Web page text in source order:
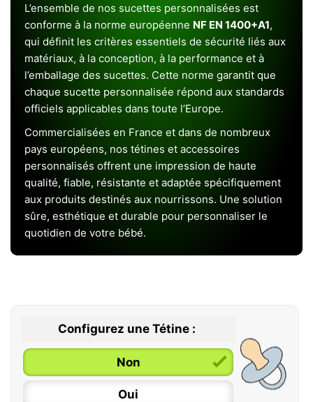
L’ensemble de nos sucettes personnalisées est
conforme à la norme européenne NF EN 1400+A1,
qui définit les critères essentiels de sécurité liés aux
matériaux, à la conception, à la performance et à
l’emballage des sucettes. Cette norme garantit que
chaque sucette personnalisée répond aux standards
officiels applicables dans toute l’Europe.
Commercialisées en France et dans de nombreux
pays européens, nos tétines et accessoires
personnalisés offrent une impression de haute
qualité, fiable, résistante et adaptée spécifiquement
aux produits destinés aux nourrissons. Une solution
sûre, esthétique et durable pour personnaliser le
quotidien de votre bébé.
Configurez une Tétine :
Non
Oui